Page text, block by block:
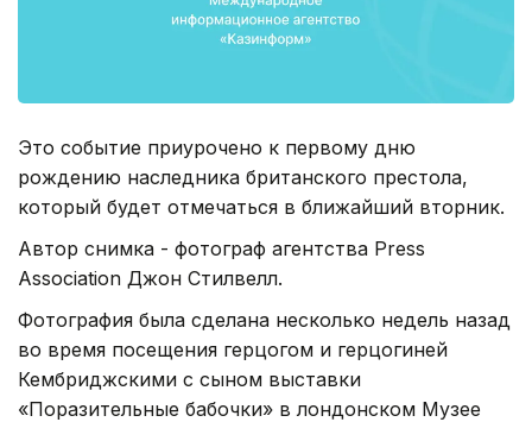
Это событие приурочено к первому дню
рождению наследника британского престола,
который будет отмечаться в ближайший вторник.
Автор снимка - фотограф агентства Press
Association Джон Стилвелл.
Фотография была сделана несколько недель назад
во время посещения герцогом и герцогиней
Кембриджскими с сыном выставки
«Поразительные бабочки» в лондонском Музее